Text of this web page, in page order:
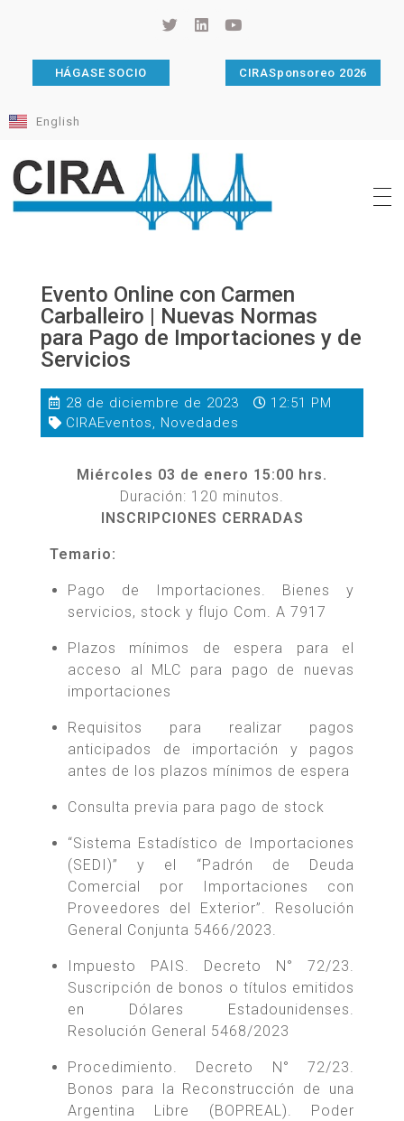
HÁGASE SOCIO CIRASponsoreo 2026
English
Evento Online con Carmen
Carballeiro | Nuevas Normas
para Pago de Importaciones y de
Servicios
28 de diciembre de 2023
12:51 PM
CIRAEventos, Novedades
Miércoles 03 de enero 15:00 hrs.
Duración: 120 minutos.
INSCRIPCIONES CERRADAS
Temario:
Pago de Importaciones. Bienes y
servicios, stock y flujo Com. A 7917
Plazos mínimos de espera para el
acceso al MLC para pago de nuevas
importaciones
Requisitos para realizar pagos
anticipados de importación y pagos
antes de los plazos mínimos de espera
Consulta previa para pago de stock
“Sistema Estadístico de Importaciones
(SEDI)” y el “Padrón de Deuda
Comercial por Importaciones con
Proveedores del Exterior”. Resolución
General Conjunta 5466/2023.
Impuesto PAIS. Decreto N° 72/23.
Suscripción de bonos o títulos emitidos
en Dólares Estadounidenses.
Resolución General 5468/2023
Procedimiento. Decreto N° 72/23.
Bonos para la Reconstrucción de una
Argentina Libre (BOPREAL). Poder